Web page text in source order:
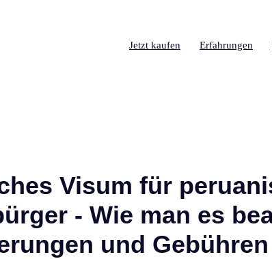
Jetzt kaufen Erfahrungen
Visum für
- Wie man es
und Gebühren